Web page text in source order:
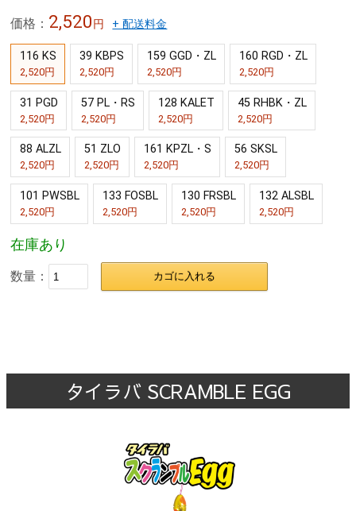
価格： 2,520円 + 配送料金
116 KS
2,520円
39 KBPS
2,520円
159 GGD・ZL
2,520円
160 RGD・ZL
2,520円
31 PGD
2,520円
57 PL・RS
2,520円
128 KALET
2,520円
45 RHBK・ZL
2,520円
88 ALZL
2,520円
51 ZLO
2,520円
161 KPZL・S
2,520円
56 SKSL
2,520円
101 PWSBL
2,520円
133 FOSBL
2,520円
130 FRSBL
2,520円
132 ALSBL
2,520円
在庫あり
数量： カゴに入れる
タイラバ SCRAMBLE EGG